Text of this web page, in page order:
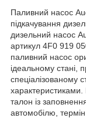
Паливний насос
підкачування
дизельний насос
артикул 4F0 919
паливний насос
ідеальному стані,
спеціалізованому
талон із
автомобілю,